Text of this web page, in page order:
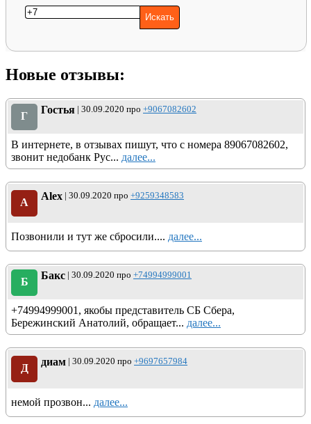
Новые отзывы:
Г
Гостья | 30.09.2020 про +9067082602
В интернете, в отзывах пишут, что с номера 89067082602,
звонит недобанк Рус... далее...
A
Alex | 30.09.2020 про +9259348583
Позвонили и тут же сбросили.... далее...
Б
Бакс | 30.09.2020 про +74994999001
+74994999001, якобы представитель СБ Сбера,
Бережинский Анатолий, обращает... далее...
Д
диам | 30.09.2020 про +9697657984
немой прозвон... далее...